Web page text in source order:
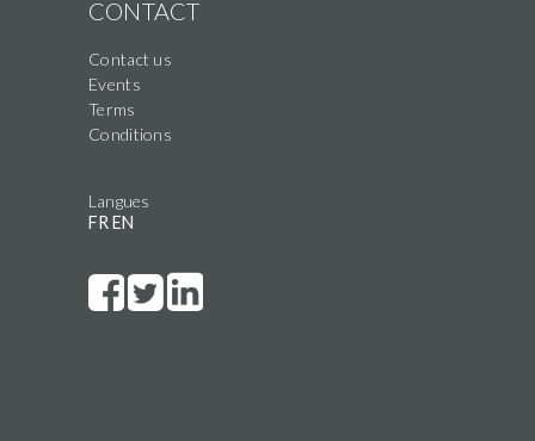
CONTACT
Contact us
Events
Terms
Conditions
Langues
FR EN